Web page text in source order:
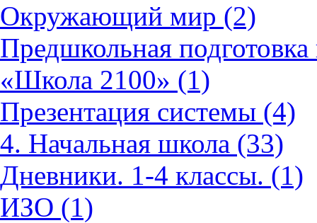
Окружающий мир (2)
Предшкольная
«Школа 2100» (1)
Презентация системы (4)
4. Начальная школа (33)
Дневники. 1-4 классы. (1)
ИЗО (1)